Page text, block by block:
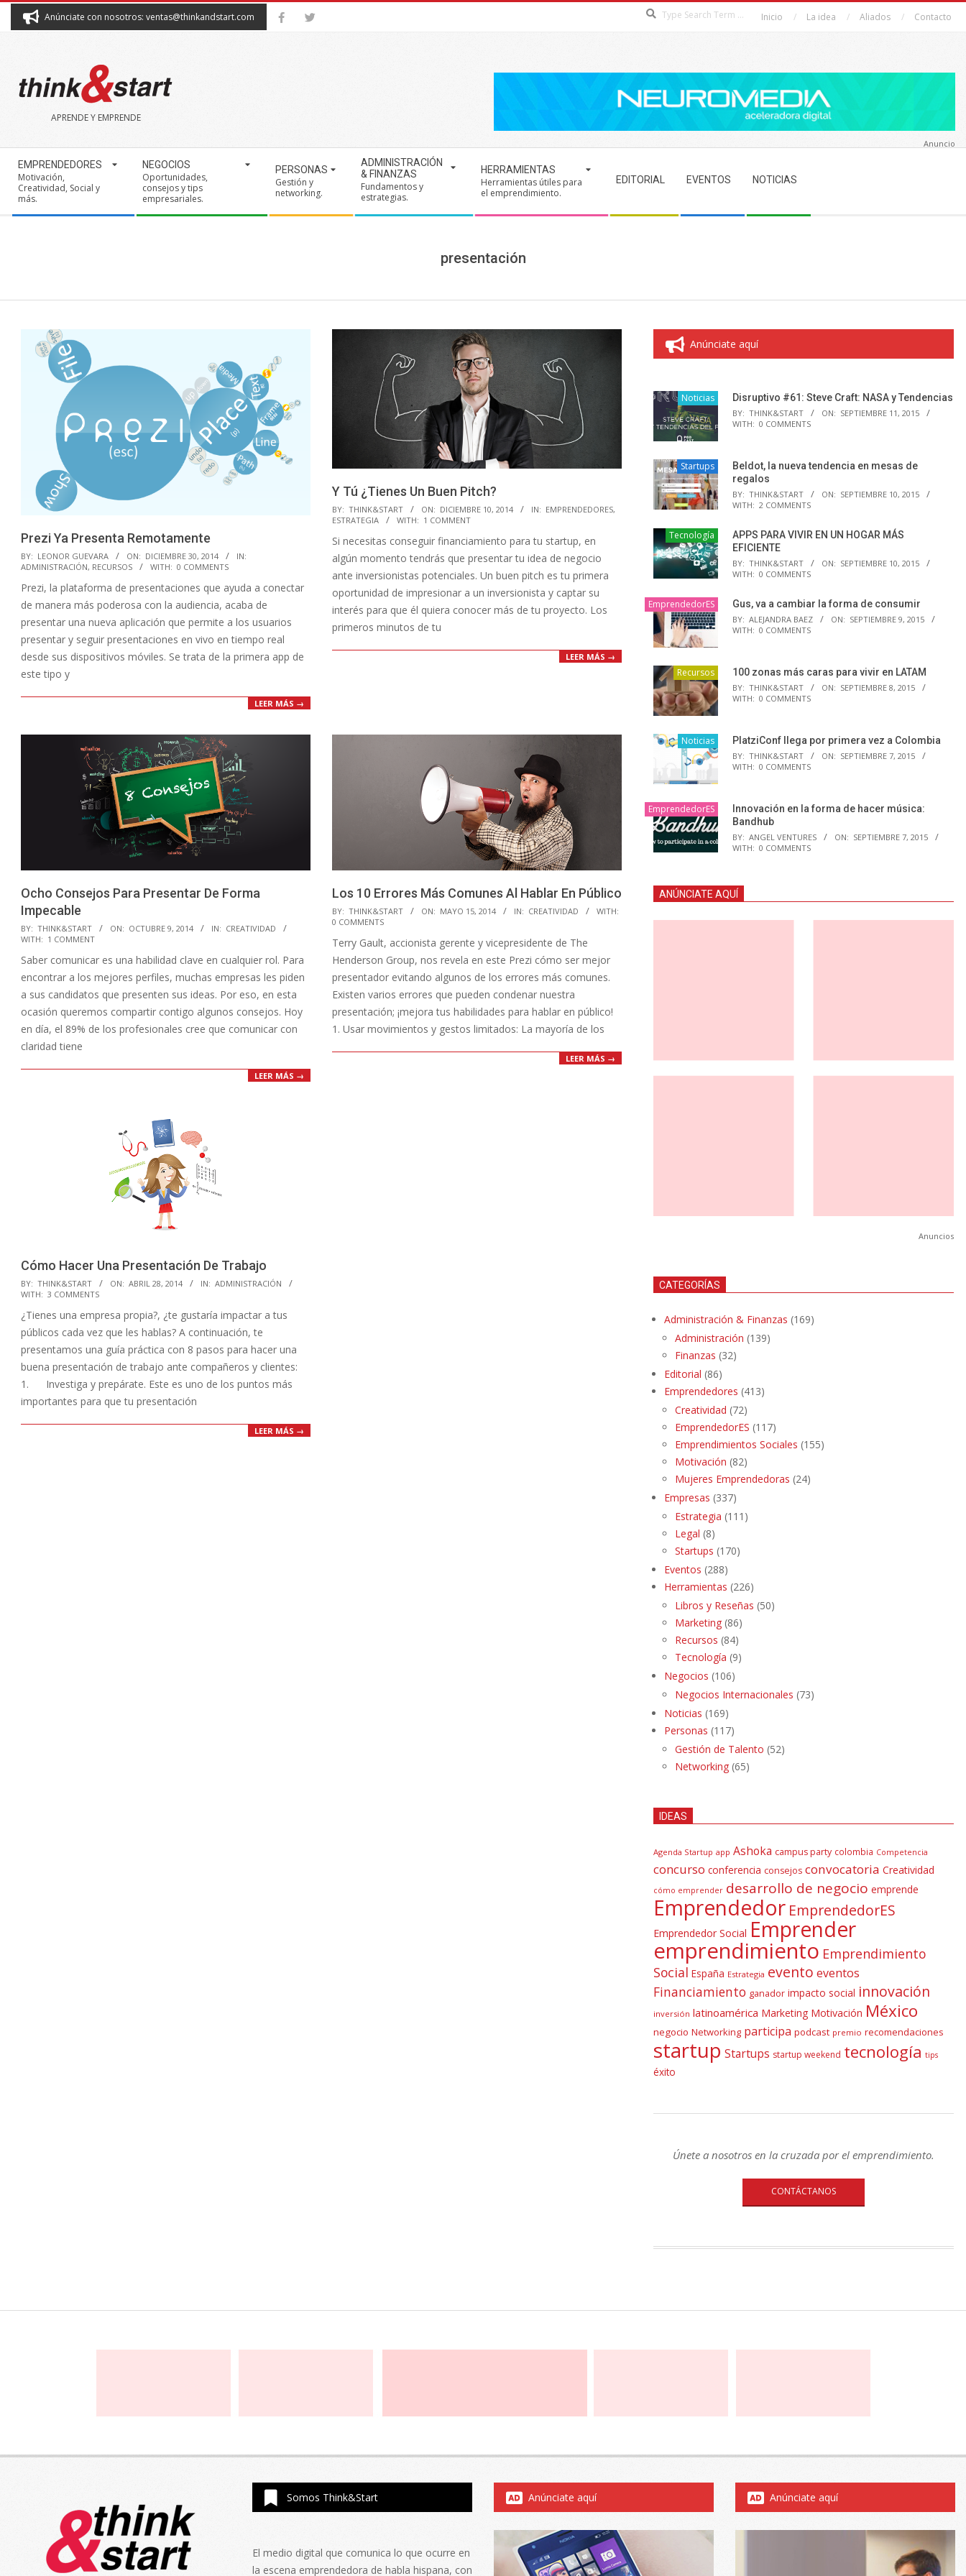
Anúnciate con nosotros: ventas@thinkandstart.com Inicio La idea Aliados Contacto
THINK&START
APRENDE Y EMPRENDE
Navigation
Menu
EMPRENDEDORES
Motivación,
Creatividad, Social y
más.
NEGOCIOS
Oportunidades,
consejos y tips
empresariales.
PERSONAS
Gestión y
networking.
ADMINISTRACIÓN
& FINANZAS
Fundamentos y
estrategias.
HERRAMIENTAS
Herramientas útiles para
el emprendimiento.
EDITORIAL EVENTOS NOTICIAS
Anuncio
presentación
Prezi Ya Presenta Remotamente
2014-
12-
30
BY: LEONOR GUEVARA ON: DICIEMBRE 30, 2014
IN:
ADMINISTRACIÓN, RECURSOS WITH: 0 COMMENTS
Prezi, la plataforma de presentaciones que ayuda a conectar
de manera más poderosa con la audiencia, acaba de
presentar una nueva aplicación que permite a los usuarios
presentar y seguir presentaciones en vivo en tiempo real
desde sus dispositivos móviles. Se trata de la primera app de
este tipo y
LEER MÁS →
Y Tú ¿Tienes Un Buen Pitch?
2014-
12-
10
BY: THINK&START ON: DICIEMBRE 10, 2014 IN: EMPRENDEDORES,
ESTRATEGIA
WITH: 1 COMMENT
Si necesitas conseguir financiamiento para tu startup, en
algún momento tendrás que presentar tu idea de negocio
ante inversionistas potenciales. Un buen pitch es tu primera
oportunidad de impresionar a un inversionista y captar su
interés para que él quiera conocer más de tu proyecto. Los
primeros minutos de tu
LEER MÁS →
Ocho Consejos Para Presentar De Forma
Impecable
2014-
10-
09
BY: THINK&START ON: OCTUBRE 9, 2014 IN: CREATIVIDAD
WITH: 1 COMMENT
Saber comunicar es una habilidad clave en cualquier rol. Para
encontrar a los mejores perfiles, muchas empresas les piden
a sus candidatos que presenten sus ideas. Por eso, en esta
ocasión queremos compartir contigo algunos consejos. Hoy
en día, el 89% de los profesionales cree que comunicar con
claridad tiene
LEER MÁS →
Los 10 Errores Más Comunes Al Hablar En Público
2014-
05-
15
BY: THINK&START ON: MAYO 15, 2014 IN: CREATIVIDAD
WITH:
0 COMMENTS
Terry Gault, accionista gerente y vicepresidente de The
Henderson Group, nos revela en este Prezi cómo ser mejor
presentador evitando algunos de los errores más comunes.
Existen varios errores que pueden condenar nuestra
presentación; ¡mejora tus habilidades para hablar en público!
1. Usar movimientos y gestos limitados: La mayoría de los
LEER MÁS →
Cómo Hacer Una Presentación De Trabajo
2014-
04-
28
BY: THINK&START ON: ABRIL 28, 2014 IN: ADMINISTRACIÓN
WITH: 3 COMMENTS
¿Tienes una empresa propia?, ¿te gustaría impactar a tus
públicos cada vez que les hablas? A continuación, te
presentamos una guía práctica con 8 pasos para hacer una
buena presentación de trabajo ante compañeros y clientes:
1. Investiga y prepárate. Este es uno de los puntos más
importantes para que tu presentación
LEER MÁS →
Anúnciate aquí
Noticias Disruptivo #61: Steve Craft: NASA y Tendencias
BY: THINK&START ON: SEPTIEMBRE 11, 2015
WITH: 0 COMMENTS
Startups
Beldot, la nueva tendencia en mesas de
regalos
BY: THINK&START ON: SEPTIEMBRE 10, 2015
WITH: 2 COMMENTS
Tecnología
APPS PARA VIVIR EN UN HOGAR MÁS
EFICIENTE
BY: THINK&START ON: SEPTIEMBRE 10, 2015
WITH: 0 COMMENTS
EmprendedorES Gus, va a cambiar la forma de consumir
BY: ALEJANDRA BAEZ ON: SEPTIEMBRE 9, 2015
WITH: 0 COMMENTS
Recursos 100 zonas más caras para vivir en LATAM
BY: THINK&START ON: SEPTIEMBRE 8, 2015
WITH: 0 COMMENTS
Noticias PlatziConf llega por primera vez a Colombia
BY: THINK&START ON: SEPTIEMBRE 7, 2015
WITH: 0 COMMENTS
EmprendedorES
Innovación en la forma de hacer música:
Bandhub
BY: ANGEL VENTURES ON: SEPTIEMBRE 7, 2015
WITH: 0 COMMENTS
ANÚNCIATE AQUÍ
Anuncios
CATEGORÍAS
Administración & Finanzas (169)
Administración (139)
Finanzas (32)
Editorial (86)
Emprendedores (413)
Creatividad (72)
EmprendedorES (117)
Emprendimientos Sociales (155)
Motivación (82)
Mujeres Emprendedoras (24)
Empresas (337)
Estrategia (111)
Legal (8)
Startups (170)
Eventos (288)
Herramientas (226)
Libros y Reseñas (50)
Marketing (86)
Recursos (84)
Tecnología (9)
Negocios (106)
Negocios Internacionales (73)
Noticias (169)
Personas (117)
Gestión de Talento (52)
Networking (65)
IDEAS
Agenda Startup app Ashoka campus party colombia Competencia
concurso conferencia consejos convocatoria Creatividad
cómo emprender desarrollo de negocio emprende
Emprendedor EmprendedorES
Emprendedor Social Emprender
emprendimiento Emprendimiento
Social España Estrategia evento eventos
Financiamiento ganador impacto social innovación
inversión latinoamérica Marketing Motivación México
negocio Networking participa podcast premio recomendaciones
startup Startups startup weekend tecnología tips
éxito
Únete a nosotros en la cruzada por el emprendimiento.
CONTÁCTANOS
Somos Think&Start
El medio digital que comunica lo que ocurre en
la escena emprendedora de habla hispana, con
Anúnciate aquí Anúnciate aquí